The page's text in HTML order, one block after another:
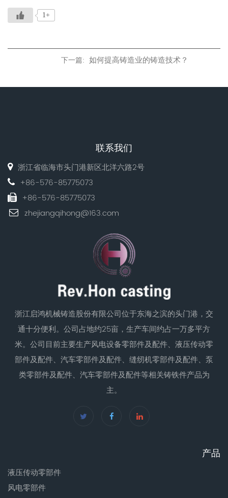
1+
下一篇: 如何提高铸造业的铸造技术？
联系我们
浙江省临海市头门港新区北洋六路2号
+86-576-85775073
+86-576-85775073
zhejiangqihong@163.com
浙江启鸿机械铸造股份有限公司位于东海之滨的头门港，交
通十分便利。公司占地约25亩，生产车间约占一万多平方
米。公司目前主要生产风电设备零部件及配件、液压传动零
部件及配件、汽车零部件及配件、缝纫机零部件及配件、泵
类零部件及配件、汽车零部件及配件等相关铸铁件产品为
主。
产品
液压传动零部件
风电零部件